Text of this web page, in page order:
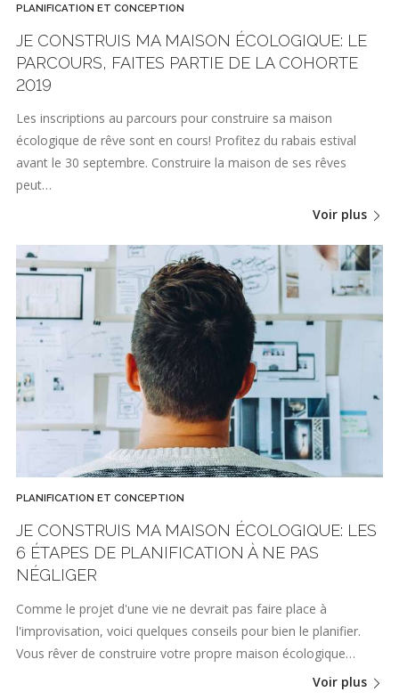
PLANIFICATION ET CONCEPTION
JE CONSTRUIS MA MAISON ÉCOLOGIQUE: LE
PARCOURS, FAITES PARTIE DE LA COHORTE
2019
Les inscriptions au parcours pour construire sa maison
écologique de rêve sont en cours! Profitez du rabais estival
avant le 30 septembre. Construire la maison de ses rêves
peut…
Voir plus
PLANIFICATION ET CONCEPTION
JE CONSTRUIS MA MAISON ÉCOLOGIQUE: LES
6 ÉTAPES DE PLANIFICATION À NE PAS
NÉGLIGER
Comme le projet d'une vie ne devrait pas faire place à
l'improvisation, voici quelques conseils pour bien le planifier.
Vous rêver de construire votre propre maison écologique…
Voir plus